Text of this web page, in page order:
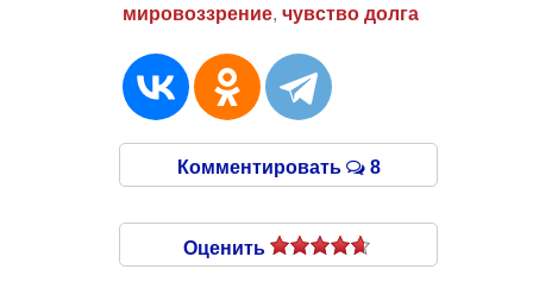
мировоззрение, чувство долга
Комментировать 8
Оценить